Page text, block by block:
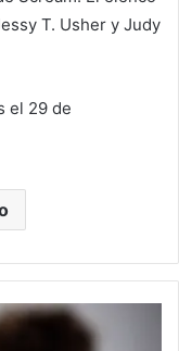
T. Usher y Judy
el 29 de